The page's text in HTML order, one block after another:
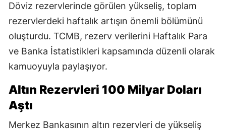
Döviz rezervlerinde görülen yükseliş, toplam
rezervlerdeki haftalık artışın önemli bölümünü
oluşturdu. TCMB, rezerv verilerini Haftalık Para
ve Banka İstatistikleri kapsamında düzenli olarak
kamuoyuyla paylaşıyor.
Altın Rezervleri 100 Milyar Doları
Aştı
Merkez Bankasının altın rezervleri de yükseliş